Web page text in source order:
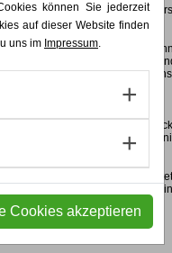
von der Künstlergruppe
des Gästehauses.
der Zimmer und geben
Ein Mix aus modernen
in originellem Design und eigens
bringen Ruhe und
lustige Arrangements zu
liebevoll (vegan) bestückten
des Gästehauses und bietet
Umgebung. Es verfügt über ein
LAN.
können Sie jederzeit
auf dieser Website finden
uns im Impressum.
Cookies akzeptieren